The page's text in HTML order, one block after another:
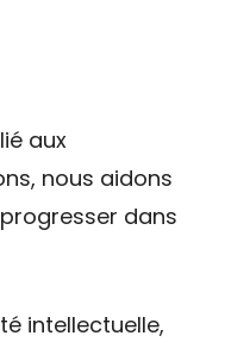
aux
nous aidons
dans
intellectuelle,